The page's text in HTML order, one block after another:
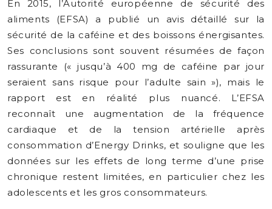
En 2015, l’Autorité européenne de sécurité des
aliments (EFSA) a publié un avis détaillé sur la
sécurité de la caféine et des boissons énergisantes.
Ses conclusions sont souvent résumées de façon
rassurante (« jusqu’à 400 mg de caféine par jour
seraient sans risque pour l’adulte sain »), mais le
rapport est en réalité plus nuancé. L’EFSA
reconnaît une augmentation de la fréquence
cardiaque et de la tension artérielle après
consommation d’Energy Drinks, et souligne que les
données sur les effets de long terme d’une prise
chronique restent limitées, en particulier chez les
adolescents et les gros consommateurs.